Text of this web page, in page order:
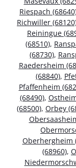
Riespach
Richwiller
Reiningue
(68510),
(68730),
Raedersheim
(68840),
Pfaffenheim
(68490),
(68500), Orbey
Oberhergheim
(68960),